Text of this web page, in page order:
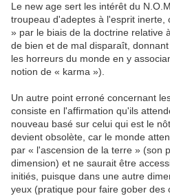
Le new age sert les intérêt du
troupeau d'adeptes à l'esprit inerte,
» par le biais de la doctrine relative
de bien et de mal disparaît,
les horreurs du monde en y
notion de « karma »).
Un autre point erroné concernant
consiste en l'affirmation qu'ils
nouveau basé sur celui qui est le
devient obsolète, car le monde
par « l'ascension de la terre » (son
dimension) et ne saurait être
initiés, puisque dans une autre
yeux (pratique pour faire gober des